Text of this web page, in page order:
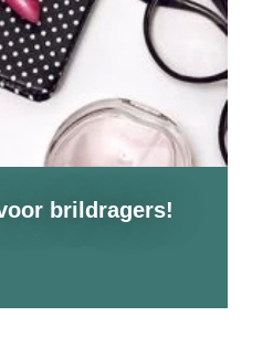
brildragers!